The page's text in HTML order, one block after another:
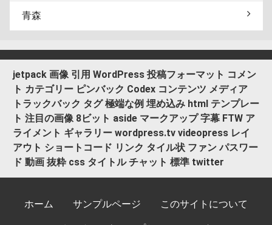
青森
jetpack 画像 引用 WordPress 投稿フォーマット コメン
ト カテゴリー ピンバック Codex コンテンツ メディア
トラックバック タグ 極端な例 埋め込み html テンプレー
ト 注目の画像 8ビット aside マークアップ 字幕 FTW ア
ライメント ギャラリー wordpress.tv videopress レイ
アウト ショートコード リンク タイル状 ファン パスワー
ド 動画 抜粋 css タイトル チャット 標準 twitter
ホーム サンプルページ このサイトについて